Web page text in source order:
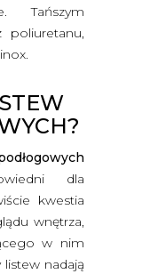
Tańszym
poliuretanu,
dla
kwestia
wnętrza,
w nim
nadają